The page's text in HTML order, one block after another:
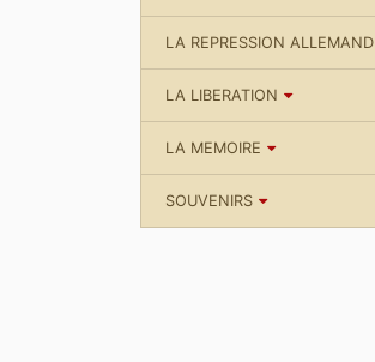
LA REPRESSION
LA LIBERATION
LA MEMOIRE
SOUVENIRS